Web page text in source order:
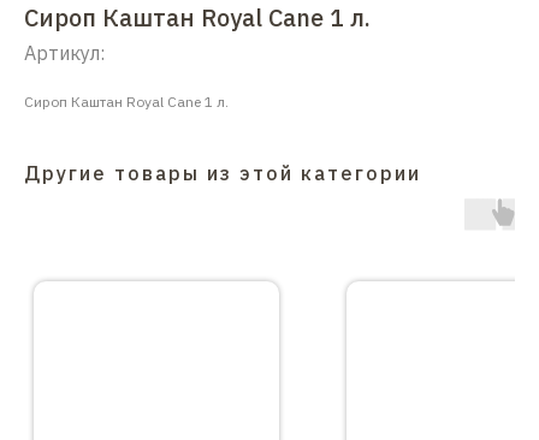
Сироп Каштан Royal Cane 1 л.
Артикул:
Сироп Каштан Royal Cane 1 л.
Другие товары из этой категории